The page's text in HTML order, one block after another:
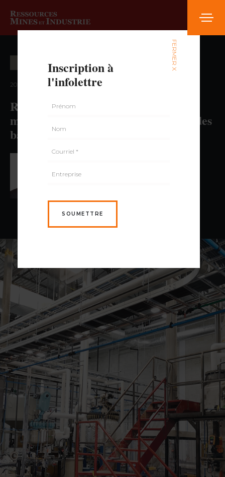
2022 — volume 1, numéro 4
Recyclage Lithion : une avancée
majeure dans l’économie circulaire des
batteries
PAR FRÉDÉRIC DUMAIS,
FERMER X
Inscription à
l'infolettre
SOUMETTRE